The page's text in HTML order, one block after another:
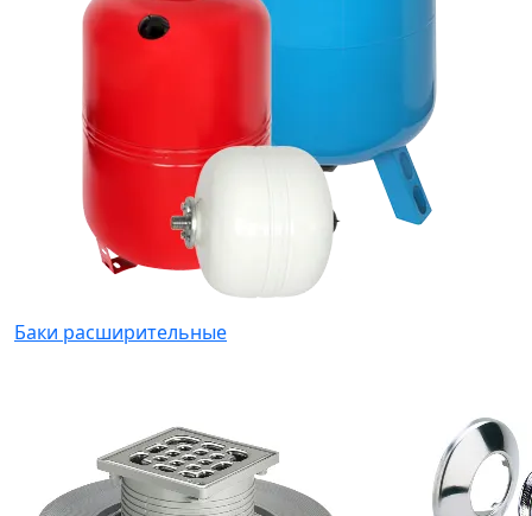
Баки расширительные